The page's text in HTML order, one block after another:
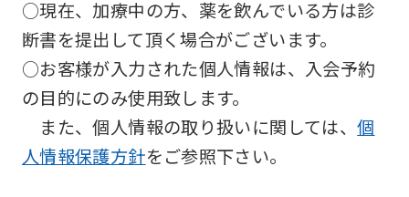
○現在、加療中の方、薬を飲んでいる方は診
断書を提出して頂く場合がございます。
○お客様が入力された個人情報は、入会予約
の目的にのみ使用致します。
また、個人情報の取り扱いに関しては、個
人情報保護方針をご参照下さい。
ask
that
you
fully
understand
this